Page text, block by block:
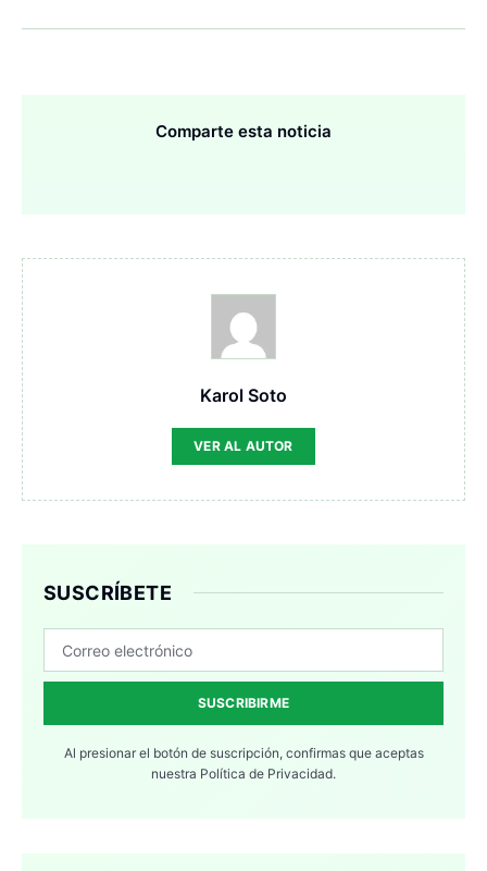
Comparte esta noticia
Karol Soto
VER AL AUTOR
SUSCRÍBETE
SUSCRIBIRME
Al presionar el botón de suscripción, confirmas que aceptas
nuestra Política de Privacidad.